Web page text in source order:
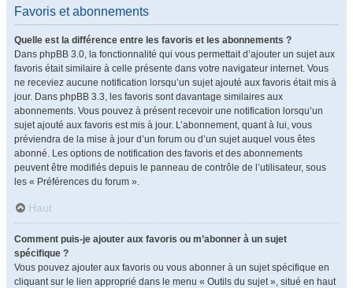
Favoris et abonnements
Quelle est la différence entre les favoris et les abonnements ?
Dans phpBB 3.0, la fonctionnalité qui vous permettait d’ajouter un sujet aux
favoris était similaire à celle présente dans votre navigateur internet. Vous
ne receviez aucune notification lorsqu’un sujet ajouté aux favoris était mis à
jour. Dans phpBB 3.3, les favoris sont davantage similaires aux
abonnements. Vous pouvez à présent recevoir une notification lorsqu’un
sujet ajouté aux favoris est mis à jour. L’abonnement, quant à lui, vous
préviendra de la mise à jour d’un forum ou d’un sujet auquel vous êtes
abonné. Les options de notification des favoris et des abonnements
peuvent être modifiés depuis le panneau de contrôle de l’utilisateur, sous
les « Préférences du forum ».
Haut
Comment puis-je ajouter aux favoris ou m’abonner à un sujet
spécifique ?
Vous pouvez ajouter aux favoris ou vous abonner à un sujet spécifique en
cliquant sur le lien approprié dans le menu « Outils du sujet », situé en haut